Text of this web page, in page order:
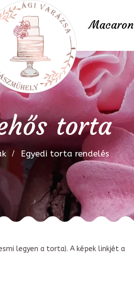
Macaron
torta
Egyedi torta rendelés
legyen a torta). A képek linkjét a